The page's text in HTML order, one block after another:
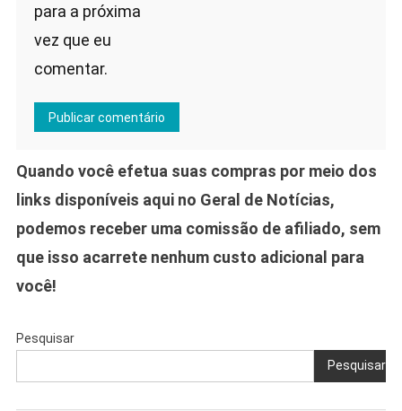
para a próxima
vez que eu
comentar.
Quando você efetua suas compras por meio dos
links disponíveis aqui no Geral de Notícias,
podemos receber uma comissão de afiliado, sem
que isso acarrete nenhum custo adicional para
você!
Pesquisar
Pesquisar